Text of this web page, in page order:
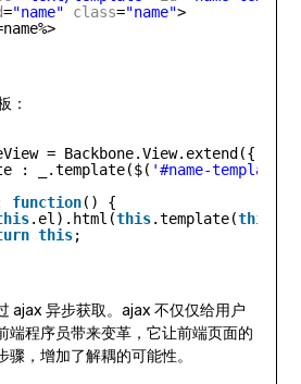
="name" class="name">
：
= Backbone.View.extend({
: _.template($( '#name-template'
function() {
.el).html(this.template(this
this;
ajax 异步获取。ajax 不仅仅给用户
端程序员带来变革，它让前端页面的
，增加了解耦的可能性。